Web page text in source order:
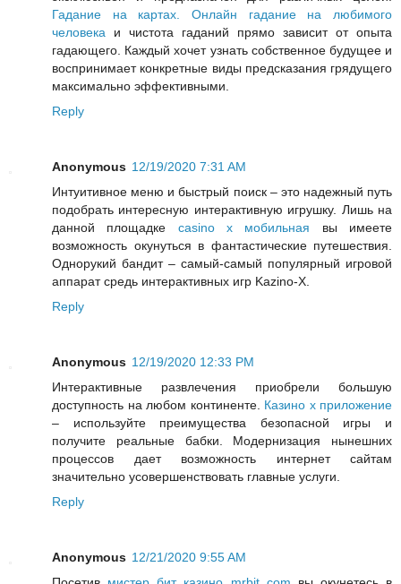
Гадание на картах. Онлайн гадание на любимого
человека и чистота гаданий прямо зависит от опыта
гадающего. Каждый хочет узнать собственное будущее и
воспринимает конкретные виды предсказания грядущего
максимально эффективными.
Reply
Anonymous 12/19/2020 7:31 AM
Интуитивное меню и быстрый поиск – это надежный путь
подобрать интересную интерактивную игрушку. Лишь на
данной площадке casino x мобильная вы имеете
возможность окунуться в фантастические путешествия.
Однорукий бандит – самый-самый популярный игровой
аппарат средь интерактивных игр Kazino-X.
Reply
Anonymous 12/19/2020 12:33 PM
Интерактивные развлечения приобрели большую
доступность на любом континенте. Казино х приложение
– используйте преимущества безопасной игры и
получите реальные бабки. Модернизация нынешних
процессов дает возможность интернет сайтам
значительно усовершенствовать главные услуги.
Reply
Anonymous 12/21/2020 9:55 AM